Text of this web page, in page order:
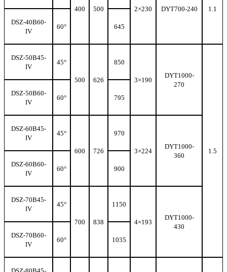
400 500 2×230 DYT700-240
1.1
DSZ-40B60-
IV
60° 645
DSZ-50B45-
IV
45°
500 626
850
3×190
DYT1000-
270
1.5
DSZ-50B60-
IV
60° 795
DSZ-60B45-
IV
45°
600 726
970
3×224
DYT1000-
360
DSZ-60B60-
IV
60° 900
DSZ-70B45-
IV
45°
700 838
1150
4×193
DYT1000-
430
DSZ-70B60-
IV
60° 1035